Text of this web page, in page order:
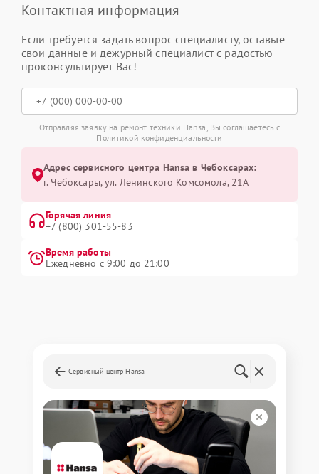
Контактная информация
Если требуется задать вопрос специалисту, оставьте
свои данные и дежурный специалист с радостью
проконсультирует Вас!
Отправляя заявку на ремонт техники Hansa, Вы соглашаетесь с
Политикой конфиденциальности
Адрес сервисного центра Hansa в Чебоксарах:
г. Чебоксары, ул. Ленинского Комсомола, 21А
Горячая линия
+7 (800) 301-55-83
Время работы
Ежедневно с 9:00 до 21:00
Сервисный центр Hansa